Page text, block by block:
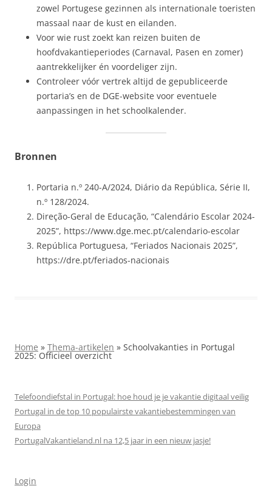
zowel Portugese gezinnen als internationale toeristen
massaal naar de kust en eilanden.
Voor wie rust zoekt kan reizen buiten de
hoofdvakantieperiodes (Carnaval, Pasen en zomer)
aantrekkelijker én voordeliger zijn.
Controleer vóór vertrek altijd de gepubliceerde
portaria’s en de DGE-website voor eventuele
aanpassingen in het schoolkalender.
Bronnen
Portaria n.º 240-A/2024, Diário da República, Série II,
n.º 128/2024.
Direção-Geral de Educação, “Calendário Escolar 2024-
2025”, https://www.dge.mec.pt/calendario-escolar
República Portuguesa, “Feriados Nacionais 2025”,
https://dre.pt/feriados-nacionais
Home » Thema-artikelen » Schoolvakanties in Portugal
2025: Officieel overzicht
Telefoondiefstal in Portugal: hoe houd je je vakantie digitaal veilig
Portugal in de top 10 populairste vakantiebestemmingen van
Europa
PortugalVakantieland.nl na 12,5 jaar in een nieuw jasje!
Login